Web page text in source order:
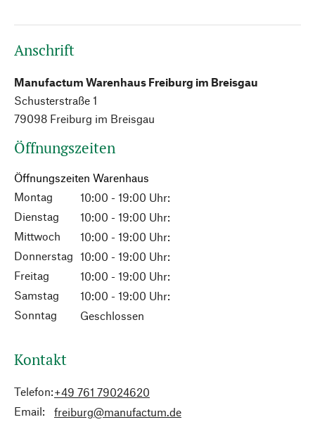
Anschrift
Manufactum Warenhaus Freiburg im Breisgau
Schusterstraße 1
79098 Freiburg im Breisgau
Öffnungszeiten
Öffnungszeiten Warenhaus
Montag
10:00 - 19:00 Uhr:
Dienstag
10:00 - 19:00 Uhr:
Mittwoch
10:00 - 19:00 Uhr:
Donnerstag 10:00 - 19:00 Uhr:
Freitag
10:00 - 19:00 Uhr:
Samstag
10:00 - 19:00 Uhr:
Sonntag
Geschlossen
Kontakt
Telefon:+49 761 79024620
Email:
freiburg@manufactum.de